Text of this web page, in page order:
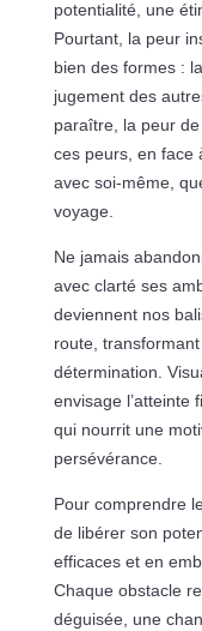
potentialité, une
Pourtant, la peur
bien des formes :
jugement des
paraître, la peur
ces peurs, en face
avec soi-même,
voyage.
Ne jamais
avec clarté ses
deviennent nos
route,
détermination.
envisage l’atteinte
qui nourrit une
persévérance.
Pour comprendre
de libérer son
efficaces et en
Chaque obstacle
déguisée, une